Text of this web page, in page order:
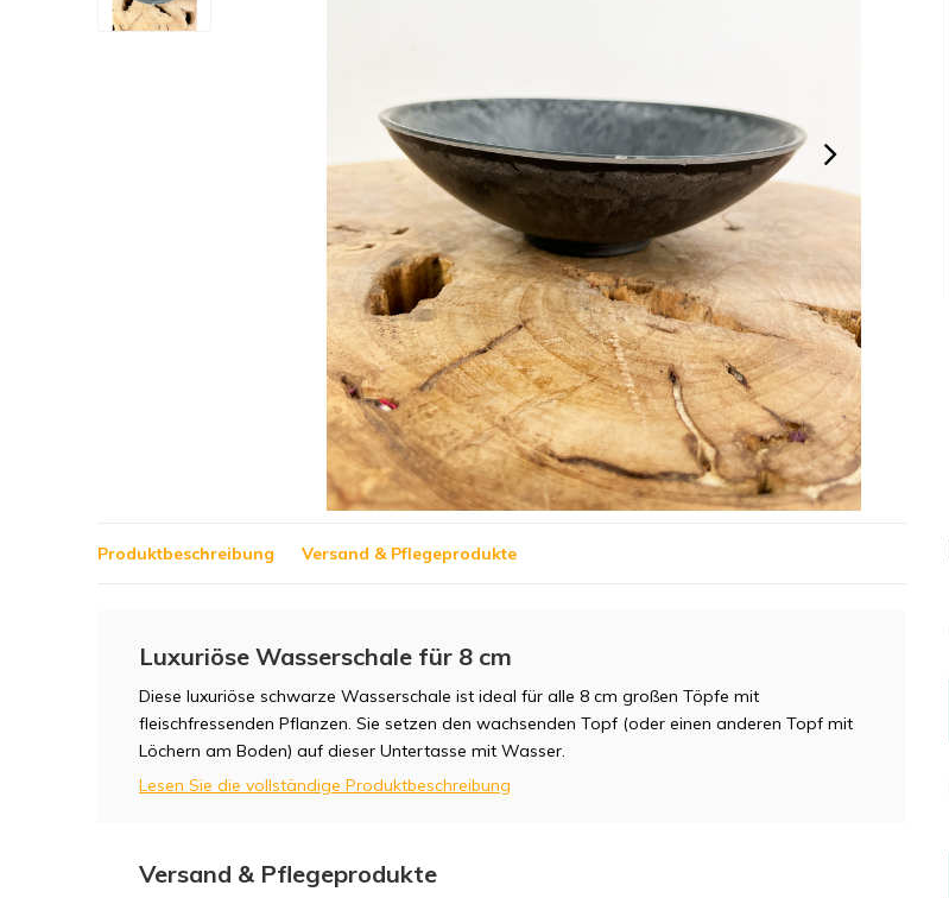
Produktbeschreibung Versand & Pflegeprodukte
Luxuriöse Wasserschale für 8 cm
Diese luxuriöse schwarze Wasserschale ist ideal für alle 8 cm großen Töpfe mit
fleischfressenden Pflanzen. Sie setzen den wachsenden Topf (oder einen anderen Topf mit
Löchern am Boden) auf dieser Untertasse mit Wasser.
Lesen Sie die vollständige Produktbeschreibung
Versand & Pflegeprodukte